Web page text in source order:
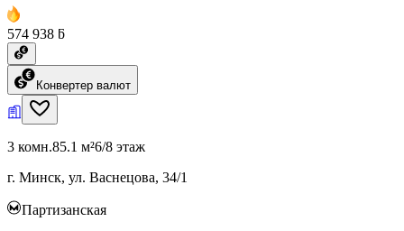
574 938 ƃ
Конвертер валют
3 комн.85.1 м²6/8 этаж
г. Минск, ул. Васнецова, 34/1
Партизанская